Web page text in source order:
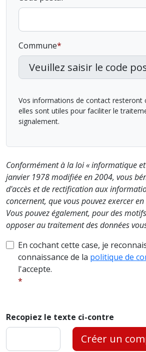
Commune
Vos informations de contact resteront
elles sont utiles pour faciliter le
signalement.
Conformément à la loi « informatique
janvier 1978 modifiée en 2004, vous
d'accès et de rectification aux
concernent, que vous pouvez exercer
Vous pouvez également, pour des
opposer au traitement des données
En cochant cette case, je
connaissance de la politique de
l'accepte.
Recopiez le texte ci-contre
Créer un